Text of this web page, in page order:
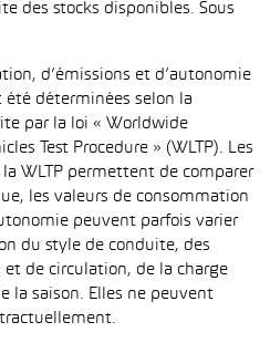
des stocks disponibles. Sous
d’émissions et d’autonomie
déterminées selon la
par la loi « Worldwide
Test Procedure » (WLTP). Les
WLTP permettent de comparer
les valeurs de consommation
peuvent parfois varier
du style de conduite, des
de circulation, de la charge
la saison. Elles ne peuvent